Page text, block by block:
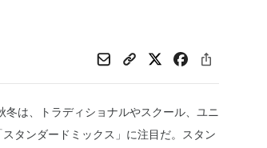
は、トラディショナルやスクール、ユニ
タンダードミックス」に注目だ。スタン